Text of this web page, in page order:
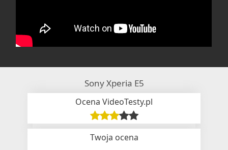
Sony Xperia E5
Ocena VideoTesty.pl
Twoja ocena